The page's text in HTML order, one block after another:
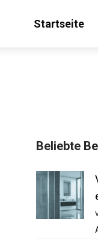
Startseite
Beliebte